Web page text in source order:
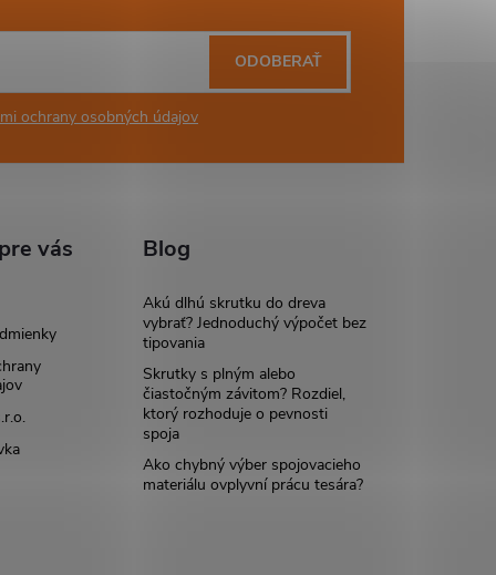
ochrany osobných údajov
ODOBERAŤ
vás Blog
Akú dlhú skrutku do dreva
vybrať? Jednoduchý výpočet bez
tipovania
Skrutky s plným alebo
čiastočným závitom? Rozdiel,
ktorý rozhoduje o pevnosti
spoja
Ako chybný výber spojovacieho
materiálu ovplyvní prácu tesára?